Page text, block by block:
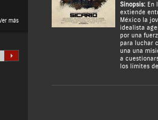
más
Sinopsis:En
extiende
México la
idealista
por una
para luchar
una una
a
los límites